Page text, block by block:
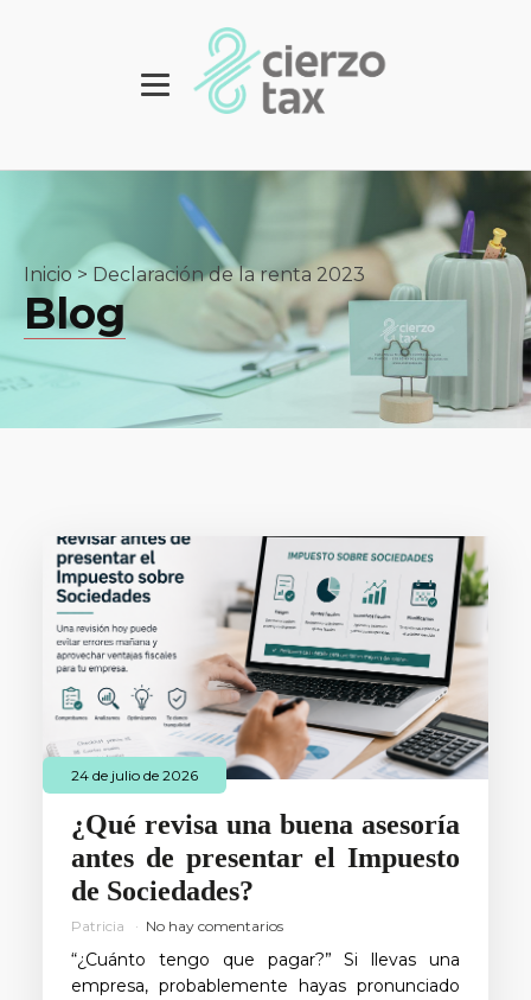
Inicio> Declaración de la renta 2023
Blog
24 de julio de 2026
¿Qué revisa una buena asesoría
antes de presentar el Impuesto
de Sociedades?
Patricia No hay comentarios
“¿Cuánto tengo que pagar?” Si llevas una
empresa, probablemente hayas pronunciado